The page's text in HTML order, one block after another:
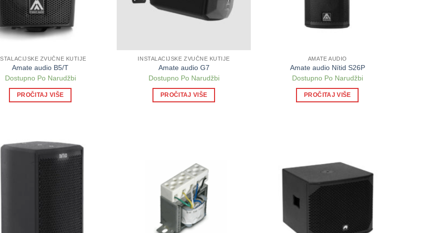
ZVUČNE KUTIJE
Amate audio B5/T
Dostupno Po Narudžbi
PROČITAJ VIŠE
INSTALACIJSKE ZVUČNE KUTIJE
Amate audio G7
Dostupno Po Narudžbi
PROČITAJ VIŠE
AMATE AUDIO
Amate audio Nítid S26P
Dostupno Po Narudžbi
PROČITAJ VIŠE